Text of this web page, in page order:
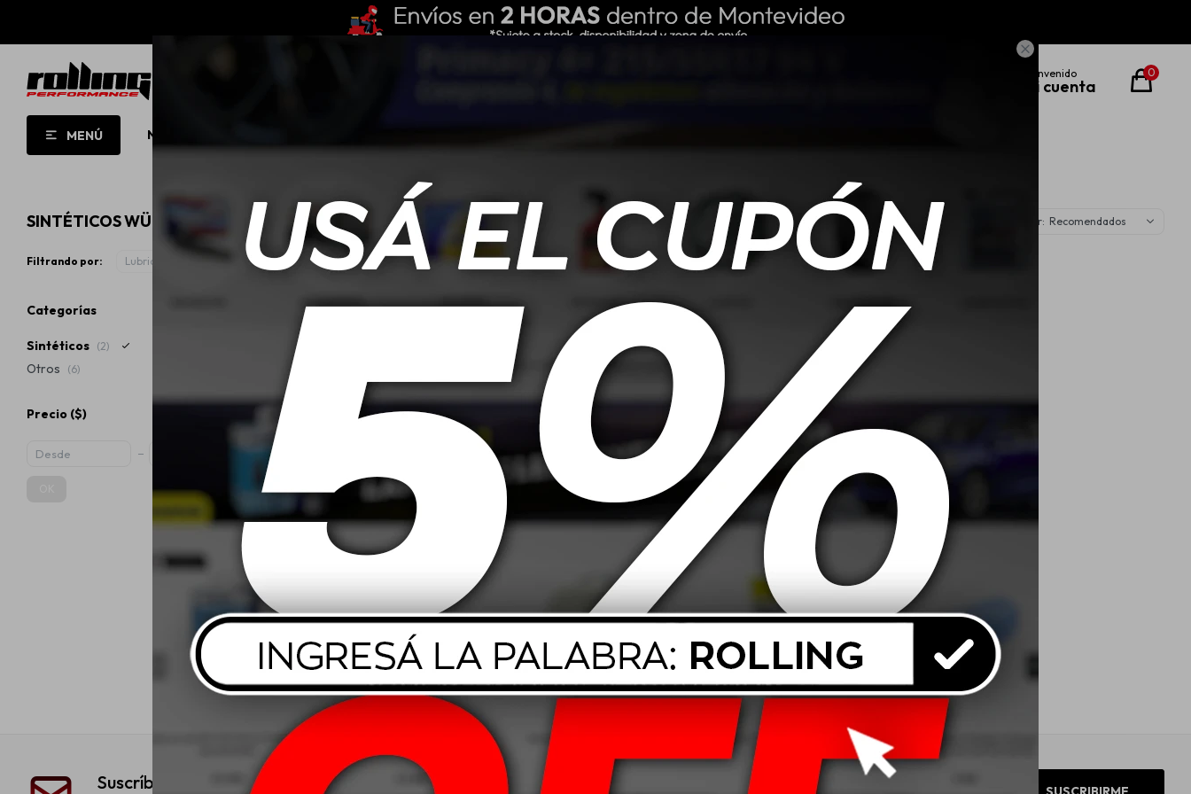

MENÚ NUEVO!
0
SINTÉTICOS WÜRTH Recomendados
Filtrando por: Lubricantes Sintéticos Quitar filtros
Wurth Aceite Para Motores
125ml 2T Sintético
Wurth Aceite Para Motores 1L
2T Sintético
$730
Categorías
Sintéticos (2)
Otros (6)
Precio ($)
Suscríbete a nuestra newsletter